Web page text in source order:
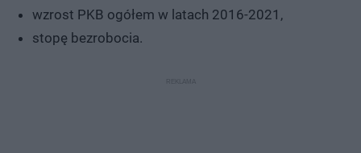
wzrost PKB ogółem w latach 2016-2021,
stopę bezrobocia.